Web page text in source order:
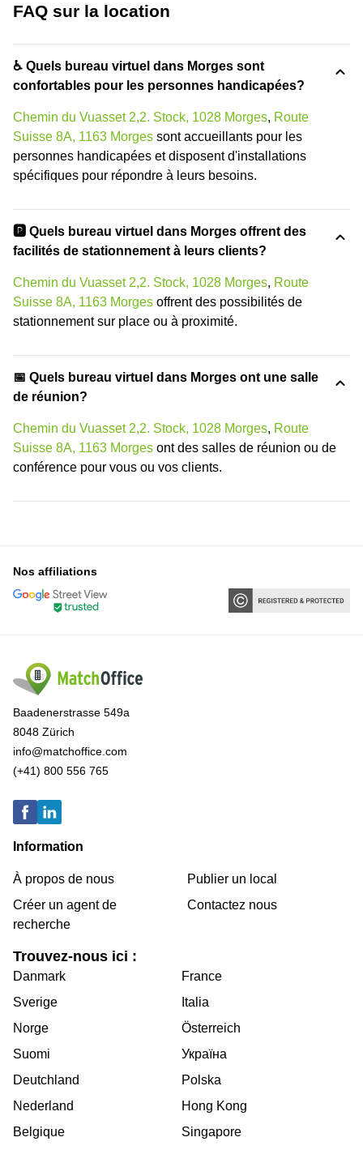
FAQ sur la location
♿ Quels bureau virtuel dans Morges sont
confortables pour les personnes handicapées?
Chemin du Vuasset 2,2. Stock, 1028 Morges, Route
Suisse 8A, 1163 Morges sont accueillants pour les
personnes handicapées et disposent d'installations
spécifiques pour répondre à leurs besoins.
🅿️ Quels bureau virtuel dans Morges offrent des
facilités de stationnement à leurs clients?
Chemin du Vuasset 2,2. Stock, 1028 Morges, Route
Suisse 8A, 1163 Morges offrent des possibilités de
stationnement sur place ou à proximité.
📅 Quels bureau virtuel dans Morges ont une salle
de réunion?
Chemin du Vuasset 2,2. Stock, 1028 Morges, Route
Suisse 8A, 1163 Morges ont des salles de réunion ou de
conférence pour vous ou vos clients.
Nos affiliations
Baadenerstrasse 549a
8048 Zürich
info@matchoffice.com
(+41) 800 556 765
Information
À propos de nous
Créer un agent de
recherche
Publier un local
Contactez nous
Trouvez-nous ici :
Danmark
Sverige
Norge
Suomi
Deutchland
Nederland
Belgique
France
Italia
Österreich
Україна
Polska
Hong Kong
Singapore